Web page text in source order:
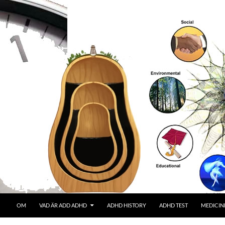
OM VAD ÄR ADD ADHD ADHD HISTORY ADHD TEST